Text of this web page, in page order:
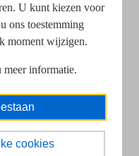
U kunt kiezen voor
ons toestemming
moment wijzigen.
meer informatie.
cookies